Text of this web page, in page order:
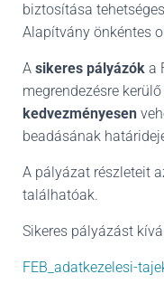
biztosítása
Alapítvány önkéntes
A sikeres pályázók a
megrendezésre kerülő
kedvezményesen
beadásának
A pályázat részleteit
találhatóak.
Sikeres pályázást
FEB_adatkezelesi-